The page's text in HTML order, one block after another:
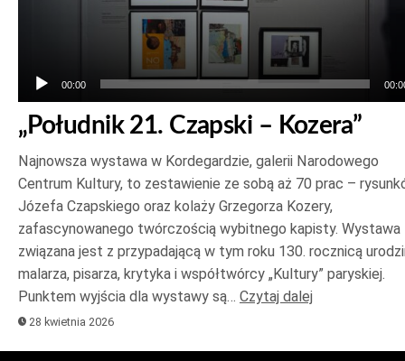
00:00
„Południk 21. Czapski – Kozera”
Najnowsza wystawa w Kordegardzie, galerii Narodowego
Centrum Kultury, to zestawienie ze sobą aż 70 prac –
Józefa Czapskiego oraz kolaży Grzegorza Kozery,
zafascynowanego twórczością wybitnego kapisty. Wystawa
związana jest z przypadającą w tym roku 130. rocznicą
malarza, pisarza, krytyka i współtwórcy „Kultury” paryskiej.
Punktem wyjścia dla wystawy są… Czytaj dalej
28 kwietnia 2026